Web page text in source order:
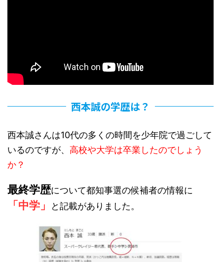
西本誠の学歴は？
西本誠さんは10代の多くの時間を少年院で過ごして
いるのですが、 高校や大学は卒業したのでしょう
か？
最終学歴について都知事選の候補者の情報に
「中学」 と記載がありました。